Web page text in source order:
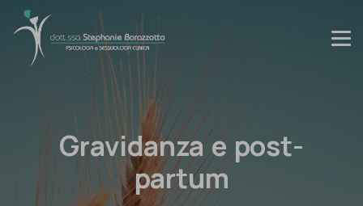
Gravidanza e post-
partum